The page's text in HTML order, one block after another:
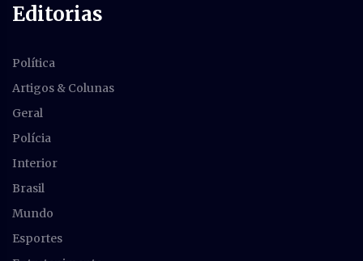
Editorias
Política
Artigos & Colunas
Geral
Polícia
Interior
Brasil
Mundo
Esportes